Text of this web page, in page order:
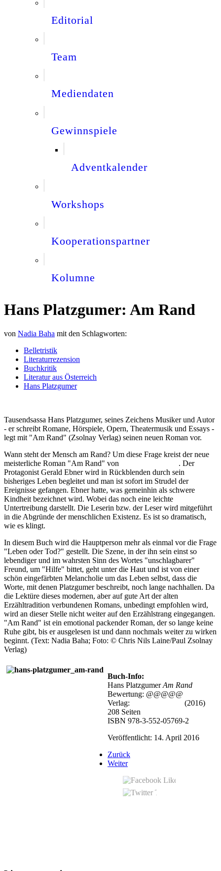
Editorial
Team
Mediendaten
Gewinnspiele
Adventkalender
Workshops
Kooperationspartner
Kolumne
Hans Platzgumer: Am Rand
von Nadia Baha mit den Schlagworten:
Belletristik
Literaturrezension
Buchkritik
Literatur aus Österreich
Hans Platzgumer
Tausendsassa Hans Platzgumer, seines Zeichens Musiker und Autor
- er schreibt Romane, Hörspiele, Opern, Theatermusik und Essays -
legt mit "Am Rand" (Zsolnay Verlag) seinen neuen Roman vor.
Wann steht der Mensch am Rand? Um diese Frage kreist der neue
meisterliche Roman "Am Rand" von
. Der
Protagonist Gerald Ebner wird in Rückblenden durch sein
bisheriges Leben begleitet und man ist sofort im Strudel der
Ereignisse gefangen. Ebner hatte, was gemeinhin als schwere
Kindheit bezeichnet wird. Wobei das noch eine leichte
Untertreibung darstellt. Die Leserin bzw. der Leser wird mitgeführt
in die Abgründe der menschlichen Existenz. Es ist so dramatisch,
wie es klingt.
In diesem Buch wird die Hauptperson mehr als einmal vor die Frage
"Leben oder Tod?" gestellt. Die Szene, in der ihn sein einst so
lebendiger und im wahrsten Sinn des Wortes "unschlagbarer"
Freund, um "Hilfe" bittet, geht unter die Haut und ist von einer
schön eingefärbten Melancholie um das Leben selbst, dass die
Worte, mit denen Platzgumer beschreibt, noch lange nachhallen. Da
die Lektüre dieses modernen, aber auf gute Art der alten
Erzähltradition verbundenen Romans, unbedingt empfohlen wird,
wird an dieser Stelle nicht weiter auf den Erzählstrang eingegangen.
"Am Rand" ist ein emotional packender Roman, der so lange keine
Ruhe gibt, bis er ausgelesen ist und dann nochmals weiter zu wirken
beginnt. (Text: Nadia Baha; Foto: © Chris Nils Laine/Paul Zsolnay
Verlag)
Buch-Info:
Hans PlatzgumerAm Rand
Bewertung: @@@@@
Verlag:
(2016)
208 Seiten
ISBN 978-3-552-05769-2
Veröffentlicht: 14. April 2016
Zurück
Weiter